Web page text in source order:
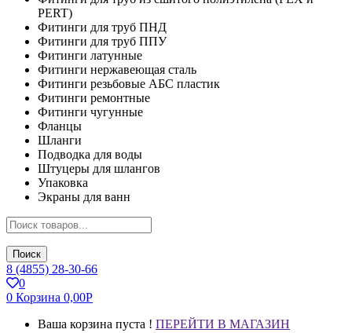
PERT)
Фитинги для труб ПНД
Фитинги для труб ППУ
Фитинги латунные
Фитинги нержавеющая сталь
Фитинги резьбовые АБС пластик
Фитинги ремонтные
Фитинги чугунные
Фланцы
Шланги
Подводка для воды
Штуцеры для шлангов
Упаковка
Экраны для ванн
Поиск
8 (4855) 28-30-66
0
0 Корзина 0,00Р
Ваша корзина пуста ! ПЕРЕЙТИ В МАГАЗИН